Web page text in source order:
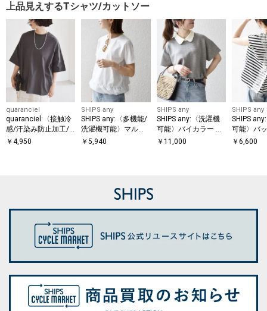
上品見えするTシャツ/カットソー
quaranciel
quaranciel:〈接触冷
感/汗染み防止加工/
洗濯機可能〉ラウン
￥ 4,950
SHIPS any
SHIPS any:〈多機能/
洗濯機可能〉マルチ
ファンクション ドッ
￥5,940
SHIPS any
SHIPS any:〈洗濯機
可能〉バイカラー シ
ョートスリーブ プル
￥ 11,000
SHIPS any
SHIPS
可能〉バ
コンビ フ
￥6,600